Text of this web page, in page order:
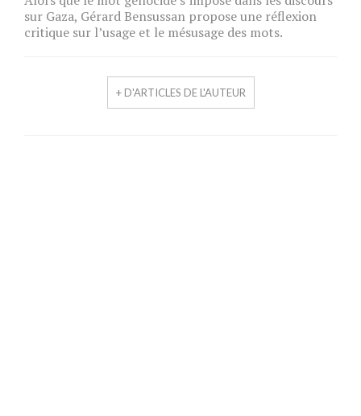
sur Gaza, Gérard Bensussan propose une réflexion
critique sur l’usage et le mésusage des mots.
+ D'ARTICLES DE L'AUTEUR